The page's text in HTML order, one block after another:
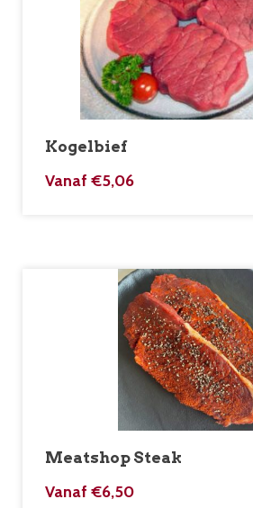
Kogelbief
Vanaf €5,06
Meatshop Steak
Vanaf €6,50